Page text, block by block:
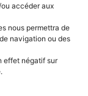
accéder aux
nous permettra de
navigation ou des
effet négatif sur